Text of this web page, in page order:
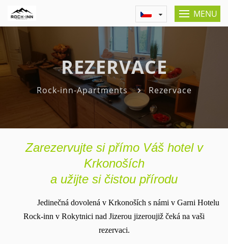
MENU
REZERVACE
Rock-inn-Apartments Rezervace
Zarezervujte si přímo Váš hotel v
Krkonoších
a užijte si čistou přírodu
Jedinečná dovolená v Krkonoších s námi v Garni Hotelu
Rock-inn v Rokytnici nad Jizerou jizeroujiž čeká na vaši
rezervaci.